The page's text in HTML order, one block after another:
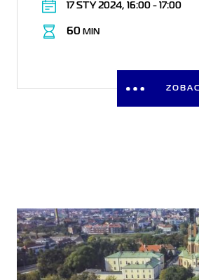
17 STY 2024, 16:00 - 17:00
60 MIN